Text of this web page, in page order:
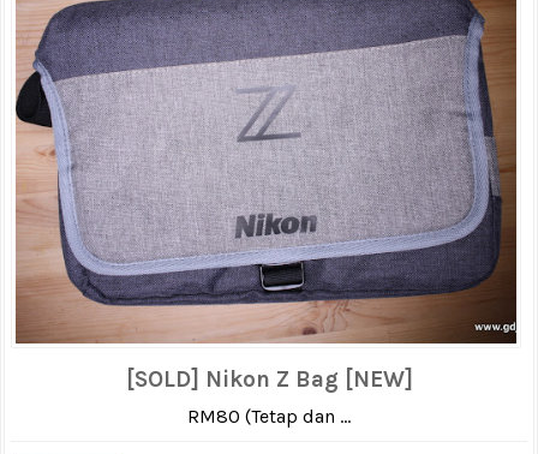
[SOLD] Nikon Z Bag [NEW]
RM80 (Tetap dan ...